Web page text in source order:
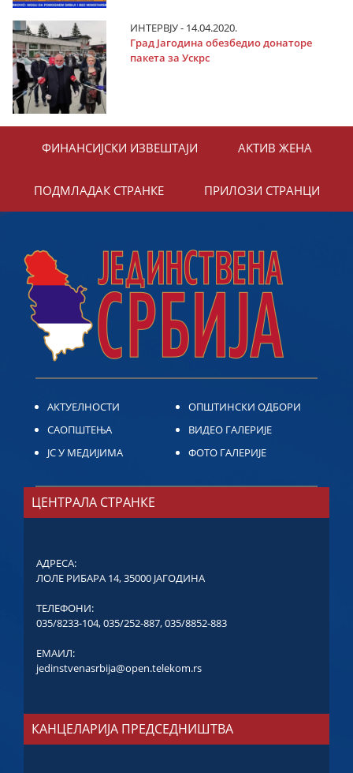
ИНТЕРВЈУ - 14.04.2020.
Град Јагодина обезбедио донаторе
пакета за Ускрс
ФИНАНСИЈСКИ ИЗВЕШТАЈИ АКТИВ ЖЕНА
ПОДМЛАДАК СТРАНКЕ ПРИЛОЗИ СТРАНЦИ
АКТУЕЛНОСТИ
САОПШТЕЊА
ЈС У МЕДИЈИМА
ОПШТИНСКИ ОДБОРИ
ВИДЕО ГАЛЕРИЈЕ
ФОТО ГАЛЕРИЈЕ
ЦЕНТРАЛА СТРАНКЕ
АДРЕСА:
ЛОЛЕ РИБАРА 14, 35000 ЈАГОДИНА
ТЕЛЕФОНИ:
035/8233-104,035/252-887,035/8852-883
ЕМАИЛ:
jedinstvenasrbija@open.telekom.rs
КАНЦЕЛАРИЈА ПРЕДСЕДНИШТВА